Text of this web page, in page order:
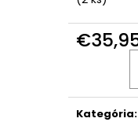
Kategória:
KOŠEĽA K063-A10